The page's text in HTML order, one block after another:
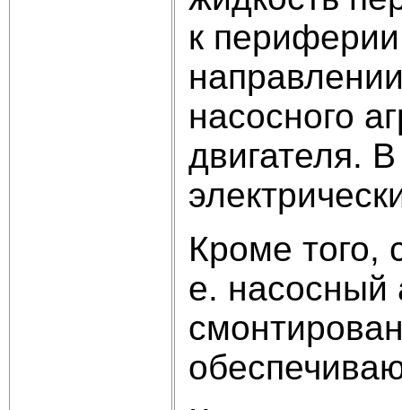
к
насосного
двигателя.
Кроме того,
е. насосный